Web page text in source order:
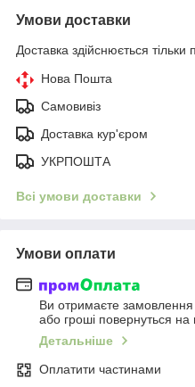
Умови доставки
Доставка здійснюється тільки
Нова Пошта
Самовивіз
Доставка кур'єром
УКРПОШТА
Всі умови доставки
Умови оплати
Ви отримаєте замовлення
або гроші повернуться на
Детальніше
Оплатити частинами